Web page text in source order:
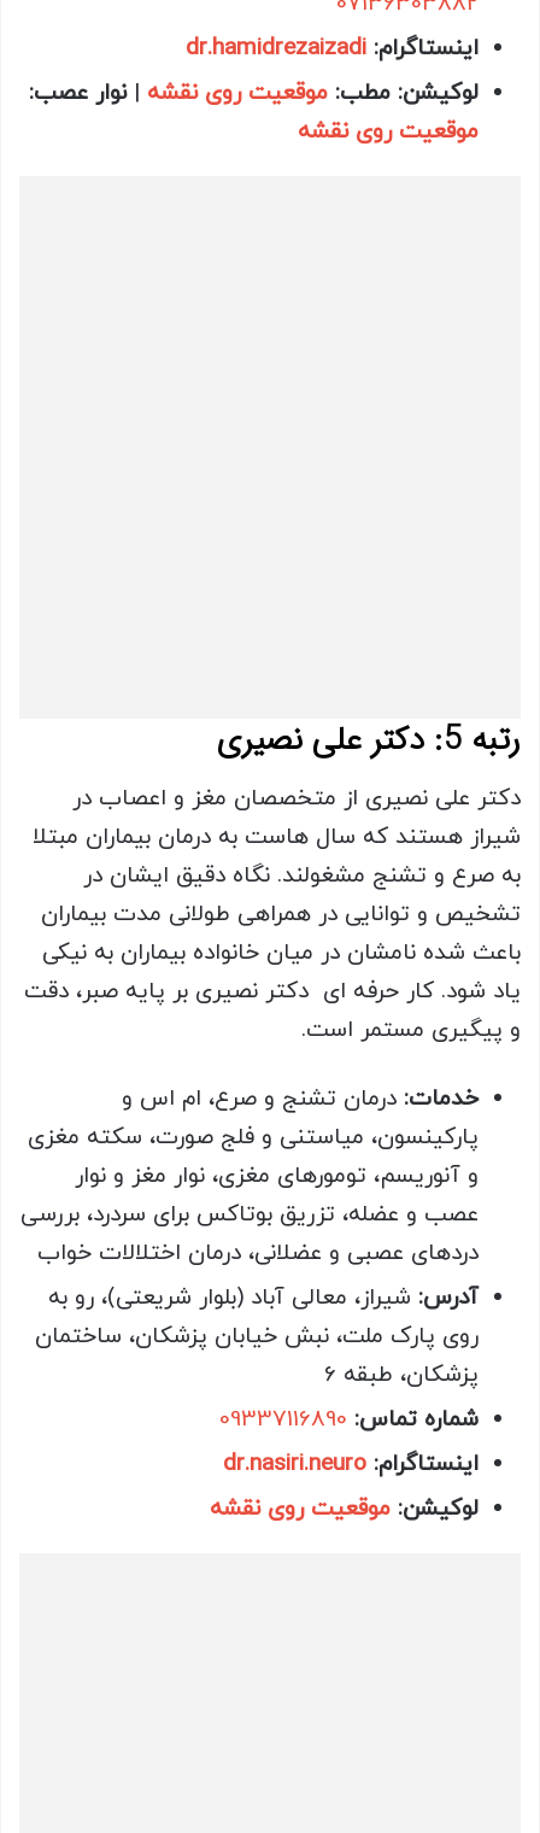
اینستاگرام:
dr.hamidrezaizadi
لوکیشن: مطب: موقعیت روی نقشه |نوار عصب:
موقعیت روی نقشه
رتبه 5: دکتر علی نصیری
دکتر علی نصیری از متخصصان مغز و اعصاب در
شیراز هستند که سال هاست به درمان بیماران مبتلا
به صرع و تشنج مشغولند. نگاه دقیق ایشان در
تشخیص و توانایی در همراهی طولانی مدت بیماران
باعث شده نامشان در میان خانواده بیماران به نیکی
یاد شود. کار حرفه ای دکتر نصیری بر پایه صبر، دقت
و پیگیری مستمر است.
خدمات: درمان تشنج و صرع، ام اس و
پارکینسون، میاستنی و فلج صورت، سکته مغزی
و آنوریسم، تومورهای مغزی، نوار مغز و نوار
عصب و عضله، تزریق بوتاکس برای سردرد، بررسی
دردهای عصبی و عضلانی، درمان اختلالات خواب
آدرس: شیراز، معالی آباد (بلوار شریعتی)، رو به
روی پارک ملت، نبش خیابان پزشکان، ساختمان
پزشکان، طبقه 6
شماره تماس:
اینستاگرام:
dr.nasiri.neuro
لوکیشن: موقعیت روی نقشه